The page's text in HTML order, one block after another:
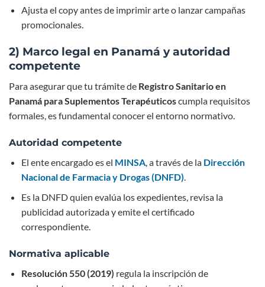
Ajusta el copy antes de imprimir arte o lanzar campañas
promocionales.
2) Marco legal en Panamá y autoridad
competente
Para asegurar que tu trámite de Registro Sanitario en
Panamá para Suplementos Terapéuticoscumpla requisitos
formales, es fundamental conocer el entorno normativo.
Autoridad competente
El ente encargado es el MINSA, a través de la Dirección
Nacional de Farmacia y Drogas (DNFD)
Es la DNFD quien evalúa los expedientes, revisa la
publicidad autorizada y emite el certificado
correspondiente.
Normativa aplicable
Resolución 550 (2019) regula la inscripción de